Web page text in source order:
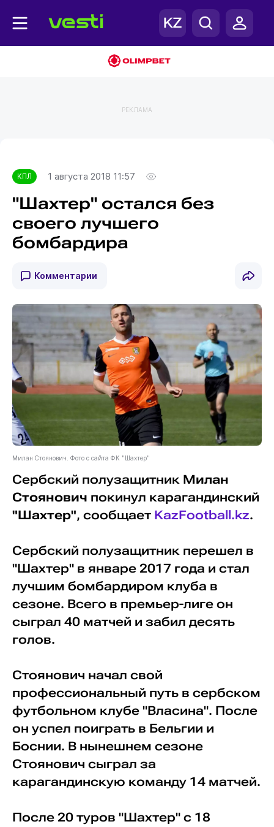
РЕКЛАМА
КПЛ 1 августа 2018 11:57
"Шахтер" остался без
своего лучшего
бомбардира
Комментарии
Милан Стоянович. Фото с сайта ФК "Шахтер"
Сербский полузащитник Милан
Стоянович покинул карагандинский
"Шахтер", сообщает KazFootball.kz.
Сербский полузащитник перешел в
"Шахтер" в январе 2017 года и стал
лучшим бомбардиром клуба в
сезоне. Всего в премьер-лиге он
сыграл 40 матчей и забил десять
голов.
Стоянович начал свой
профессиональный путь в сербском
футбольном клубе "Власина". После
он успел поиграть в Бельгии и
Боснии. В нынешнем сезоне
Стоянович сыграл за
карагандинскую команду 14 матчей.
После 20 туров "Шахтер" с 18